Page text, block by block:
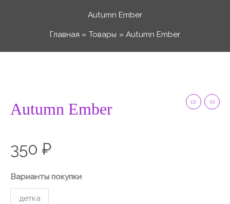
содержимому
Autumn Ember
Главная
Товары Autumn Ember
Autumn Ember
350 ₽
Варианты покупки
детка
Ember